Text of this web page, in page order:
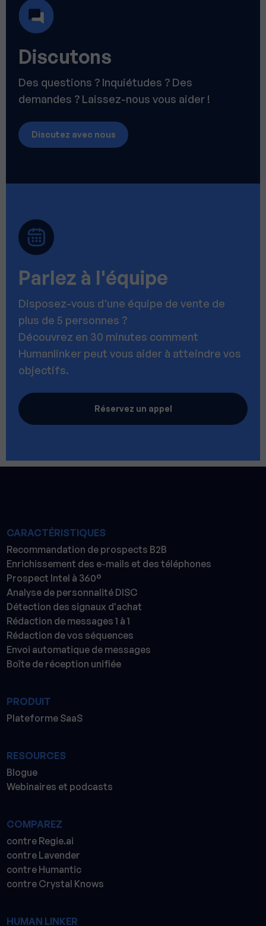
Discutons
Des questions ? Inquiétudes ? Des
demandes ? Laissez-nous vous aider !
Discutez avec nous
Parlez à l'équipe
Disposez-vous d'une équipe de vente de
plus de 5 personnes ?
Découvrez en 30 minutes comment
Humanlinker peut vous aider à atteindre vos
objectifs.
Réservez un appel
CARACTÉRISTIQUES
Recommandation de prospects B2B
Enrichissement des e-mails et des téléphones
Prospect Intel à 360°
Analyse de personnalité DISC
Détection des signaux d'achat
Rédaction de messages 1 à 1
Rédaction de vos séquences
Envoi automatique de messages
Boîte de réception unifiée
PRODUIT
Plateforme SaaS
RESOURCES
Blogue
Webinaires et podcasts
COMPAREZ
contre Regie.ai
contre Lavender
contre Humantic
contre Crystal Knows
HUMAN LINKER